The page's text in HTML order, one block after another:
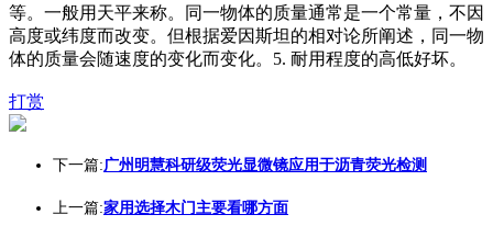
等。一般用天平来称。同一物体的质量通常是一个常量，不因
高度或纬度而改变。但根据爱因斯坦的相对论所阐述，同一物
体的质量会随速度的变化而变化。5. 耐用程度的高低好坏。
打赏
下一篇:广州明慧科研级荧光显微镜应用于沥青荧光检测
上一篇:家用选择木门主要看哪方面